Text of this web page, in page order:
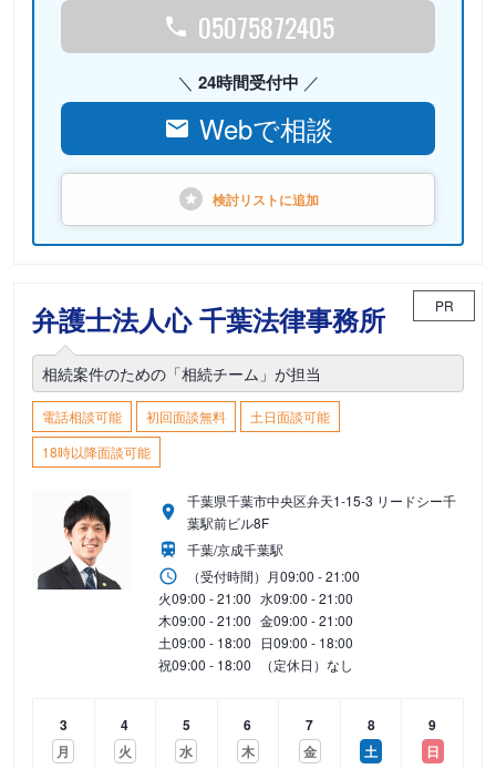
05075872405
24時間受付中
Webで相談
検討リストに追加
弁護士法人心 千葉法律事務所 PR
相続案件のための「相続チーム」が担当
電話相談可能 初回面談無料
土日面談可能
18時以降面談可能
千葉県千葉市中央区弁天1-15-3 リードシー千
葉駅前ビル8F
千葉/京成千葉駅
（受付時間） 月09:00 - 21:00
火09:00 - 21:00 水09:00 - 21:00
木09:00 - 21:00 金09:00 - 21:00
土09:00 - 18:00 日09:00 - 18:00
祝09:00 - 18:00 （定休日）なし
3
月
4
火
5
水
6
木
7
金
8
土
9
日